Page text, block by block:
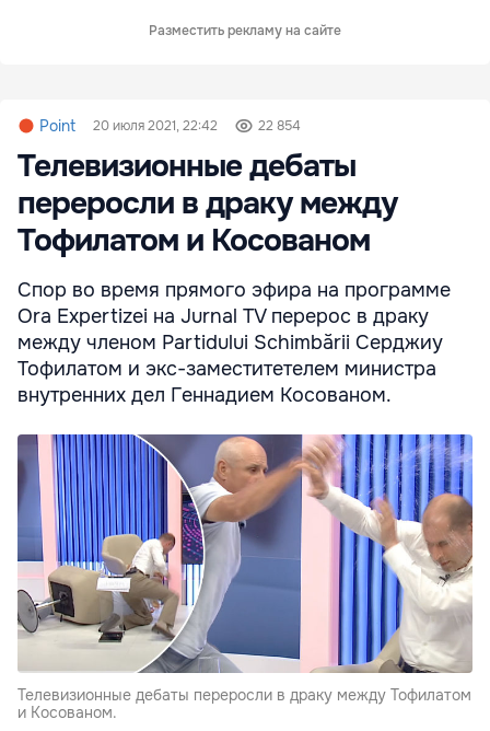
Разместить рекламу на сайте
Point 20 июля 2021, 22:42 22 854
Телевизионные дебаты
переросли в драку между
Тофилатом и Косованом
Спор во время прямого эфира на программе
Ora Expertizei на Jurnal TV перерос в драку
между членом Partidului Schimbării Серджиу
Тофилатом и экс-заместитетелем министра
внутренних дел Геннадием Косованом.
Телевизионные дебаты переросли в драку между Тофилатом
и Косованом.